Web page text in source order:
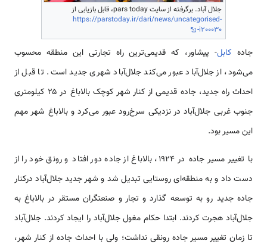
جلال آباد. برگرفته از سایت pars today، قابل بازیابی از
https://parstoday.ir/dari/news/uncategorised-
i200030-
جاده کابل- پیشاور، که قدیمی‌ترین راه تجارتی این منطقه محسوب
می‌شود، از جلال‌آباد عبور می‌کند جلال‌آباد شهری جدید است. تا قبل از
احداث راه جدید، جاده قدیمی از کنار شهر کوچک بالاباغ در ۲۵ کیلومتری
جنوب غربی جلال‌آباد در نزدیکی سرخ‌رود عبور می‌کرد و بالاباغ شهر مهم
این مسیر بود.
با تغییر مسیر جاده در ۱۹۲۴، بالاباغ از جاده دور افتاد و رونق خود را از
دست داد و به منطقه‌ای روستایی تبدیل شد و شهر جدید جلال‌آباد درکنار
جاده جدید رو به توسعه گذارد و تجار و صنعتگران مستقر در بالاباغ به
جلال‌آباد هجرت کردند. ابتدا حکام مغول جلال‌آباد را ایجاد کردند. جلال‌آباد
تا زمان تغییر مسیر جاده رونقی نداشت؛ ولی با احداث جاده از کنار شهر،